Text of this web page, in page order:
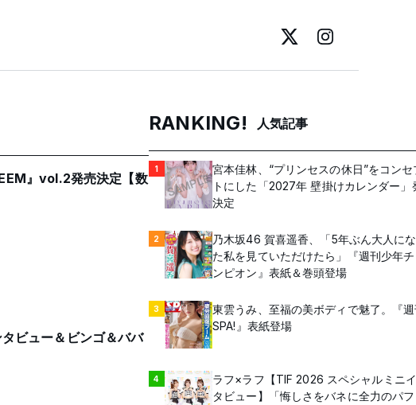
』vol.2発売決定【数
ビュー＆ビンゴ＆ババ
RANKING! 人気記事
1
宮本佳林、“プリンセスの休日”をコンセ
トにした「2027年 壁掛けカレンダー」
決定
2
乃木坂46 賀喜遥香、「5年ぶん大人に
た私を見ていただけたら」『週刊少年
ンピオン』表紙＆巻頭登場
3
東雲うみ、至福の美ボディで魅了。『
SPA!』表紙登場
4
ラフ×ラフ【TIF 2026 スペシャルミニ
タビュー】「悔しさをバネに全力のパ